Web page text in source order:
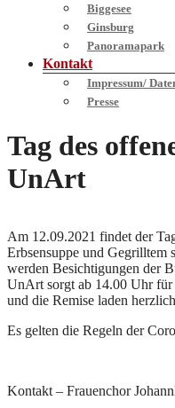
Biggesee
Ginsburg
Panoramapark
Kontakt
Impressum/
Presse
Tag des
UnArt
Am 12.09.2021 findet der
Erbsensuppe und Gegrilltem
werden Besichtigungen der
UnArt sorgt ab 14.00 Uhr für
und die Remise laden
Es gelten die Regeln der
Kontakt – Frauenchor